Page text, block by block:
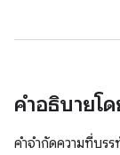
คำอธิบายโ
คําจํากัดความที่บรร